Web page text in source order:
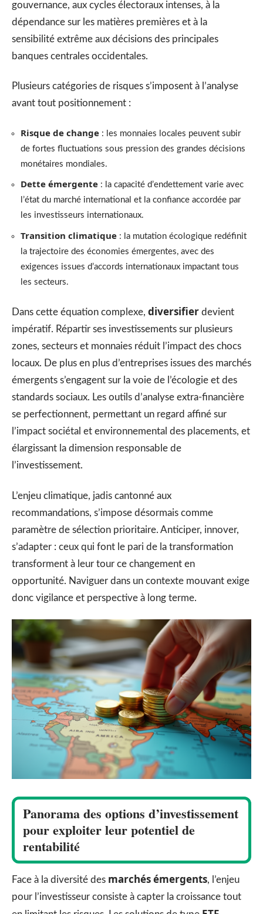
gouvernance, aux cycles électoraux intenses, à la
dépendance sur les matières premières et à la
sensibilité extrême aux décisions des principales
banques centrales occidentales.
Plusieurs catégories de risques s’imposent à l’analyse
avant tout positionnement :
Risque de change : les monnaies locales peuvent subir
de fortes fluctuations sous pression des grandes décisions
monétaires mondiales.
Dette émergente : la capacité d’endettement varie avec
l’état du marché international et la confiance accordée par
les investisseurs internationaux.
Transition climatique : la mutation écologique redéfinit
la trajectoire des économies émergentes, avec des
exigences issues d’accords internationaux impactant tous
les secteurs.
Dans cette équation complexe, diversifier devient
impératif. Répartir ses investissements sur plusieurs
zones, secteurs et monnaies réduit l’impact des chocs
locaux. De plus en plus d’entreprises issues des marchés
émergents s’engagent sur la voie de l’écologie et des
standards sociaux. Les outils d’analyse extra-financière
se perfectionnent, permettant un regard affiné sur
l’impact sociétal et environnemental des placements, et
élargissant la dimension responsable de
l’investissement.
L’enjeu climatique, jadis cantonné aux
recommandations, s’impose désormais comme
paramètre de sélection prioritaire. Anticiper, innover,
s’adapter : ceux qui font le pari de la transformation
transforment à leur tour ce changement en
opportunité. Naviguer dans un contexte mouvant exige
donc vigilance et perspective à long terme.
Panorama des options d’investissement
pour exploiter leur potentiel de
rentabilité
Face à la diversité des marchés émergents, l’enjeu
pour l’investisseur consiste à capter la croissance tout